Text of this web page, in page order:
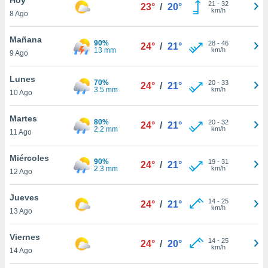
en
más
nuestra
de
cookies
aceptar
8 Ago
23° / 20° 21 - 32
km/h
Mañana
9 Ago
90%
13 mm
24° / 21° 28- 46
km/h
Lunes
10 Ago
70%
3.5 mm
24° / 21° 20- 33
km/h
Martes
11 Ago
80%
2.2 mm
24° / 21° 20- 32
km/h
Miércoles
12 Ago
90%
2.3 mm
24° / 21° 19- 31
km/h
Jueves
13 Ago
24° / 21° 14- 25
km/h
Viernes
14 Ago
24° / 20° 14- 25
km/h